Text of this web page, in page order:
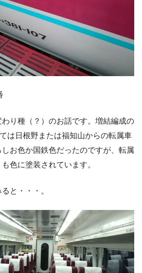
り種（？）のお話です。増結編成の
は日根野または福知山からの転属車
お色か国鉄色だったのですが、転属
色に塗装されています。
と・・・。